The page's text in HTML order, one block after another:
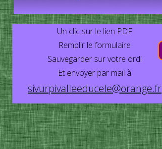
Un clic sur le lien PDF
Remplir le formulaire
Sauvegarder sur votre ordi
Et envoyer par mail à
sivurpivalleeducele@orange.fr